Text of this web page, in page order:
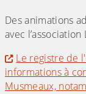
Des animations
avec l’association
Le registre de
informations à
Musmeaux,